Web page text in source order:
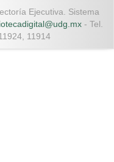
Ejecutiva. Sistema
- Tel.
11914